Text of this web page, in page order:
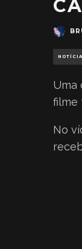
Uma
filme
No